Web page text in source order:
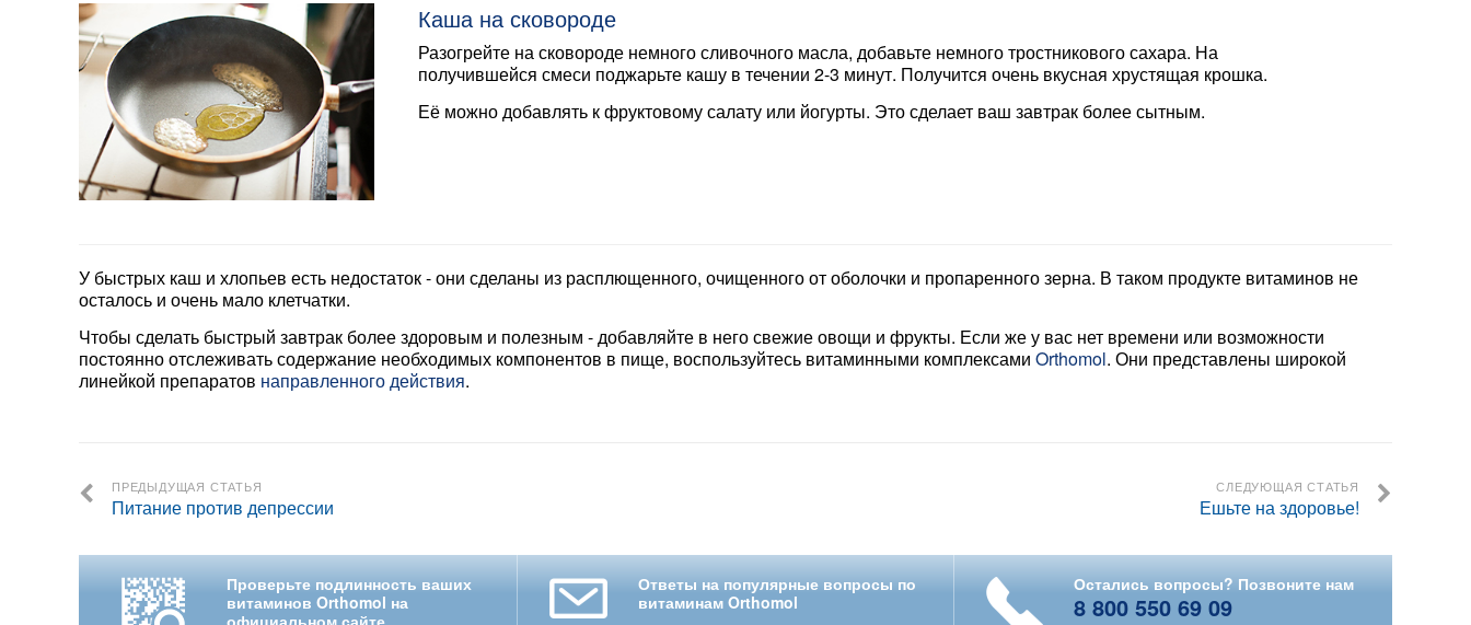
Каша на сковороде
Разогрейте на сковороде немного сливочного масла, добавьте немного тростникового сахара. На
получившейся смеси поджарьте кашу в течении 2-3 минут. Получится очень вкусная хрустящая крошка.
Её можно добавлять к фруктовому салату или йогурты. Это сделает ваш завтрак более сытным.
У быстрых каш и хлопьев есть недостаток - они сделаны из расплющенного, очищенного от оболочки и пропаренного зерна. В таком продукте витаминов не
осталось и очень мало клетчатки.
Чтобы сделать быстрый завтрак более здоровым и полезным - добавляйте в него свежие овощи и фрукты. Если же у вас нет времени или возможности
постоянно отслеживать содержание необходимых компонентов в пище, воспользуйтесь витаминными комплексами Orthomol. Они представлены широкой
линейкой препаратов направленного действия.
ПРЕДЫДУЩАЯ СТАТЬЯ
Питание против депрессии
СЛЕДУЮЩАЯ СТАТЬЯ
Ешьте на здоровье!
Проверьте подлинность ваших
витаминов Orthomol на
официальном сайте
Ответы на популярные вопросы по
витаминам Orthomol
Остались вопросы? Позвоните нам
8 800 550 69 09